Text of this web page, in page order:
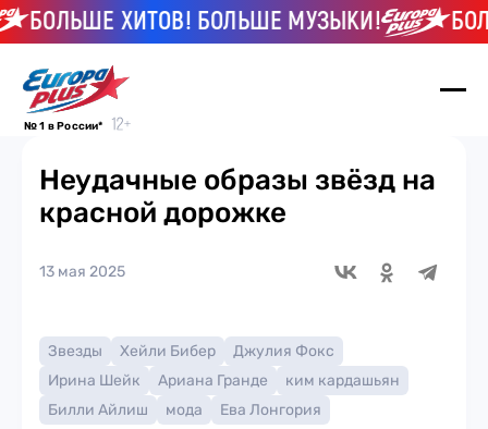
ХИТОВ! БОЛЬШЕ МУЗЫКИ!
№ 1 в России*
Неудачные образы звёзд на
красной дорожке
13 мая 2025
Звезды Хейли Бибер
Джулия Фокс
Ирина Шейк
Ариана Гранде
ким кардашьян
Билли Айлиш
мода
Ева Лонгория